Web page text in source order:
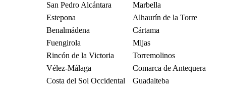
San Pedro Alcántara
Marbella
Estepona
Alhaurín de la Torre
Benalmádena
Cártama
Fuengirola
Mijas
Rincón de la Victoria
Torremolinos
Vélez-Málaga
Comarca de Antequera
Costa del Sol Occidental
Guadalteba